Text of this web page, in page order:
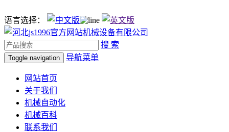
语言选择：
搜 索
Toggle navigation 导航菜单
网站首页
关于我们
机械自动化
机械百科
联系我们